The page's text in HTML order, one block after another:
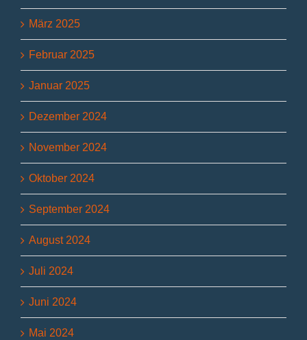
März 2025
Februar 2025
Januar 2025
Dezember 2024
November 2024
Oktober 2024
September 2024
August 2024
Juli 2024
Juni 2024
Mai 2024